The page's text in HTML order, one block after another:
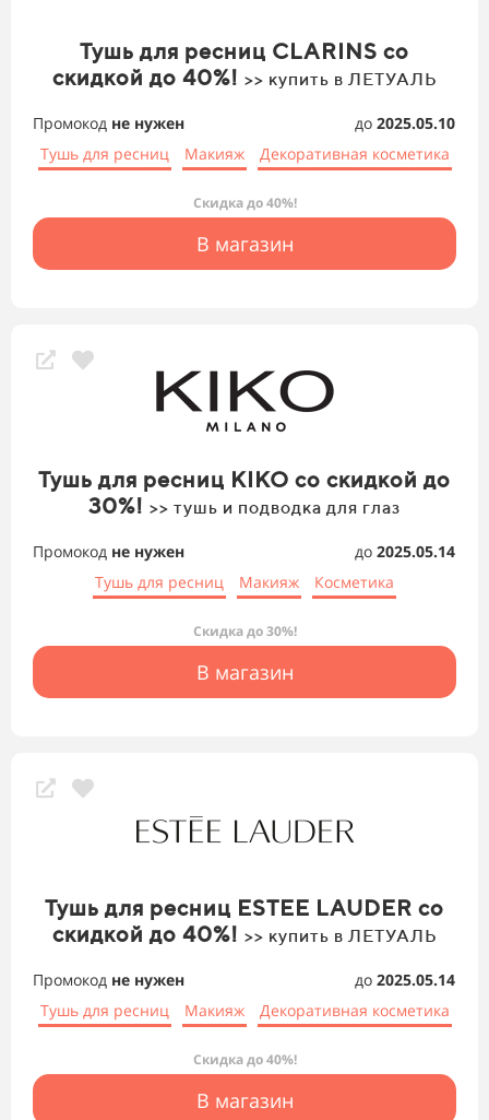
Тушь для ресниц CLARINS со
скидкой до 40%! >> купить в ЛЕТУАЛЬ
Промокод не нужен до 2025.05.10
Тушь для ресниц
Макияж Декоративная косметика
Скидка до 40%!
В магазин
Тушь для ресниц KIKO со скидкой до
30%! >> тушь и подводка для глаз
Промокод не нужен до 2025.05.14
Тушь для ресниц
Макияж Косметика
Скидка до 30%!
В магазин
Тушь для ресниц ESTEE LAUDER со
скидкой до 40%! >> купить в ЛЕТУАЛЬ
Промокод не нужен до 2025.05.14
Тушь для ресниц
Макияж Декоративная косметика
Скидка до 40%!
В магазин